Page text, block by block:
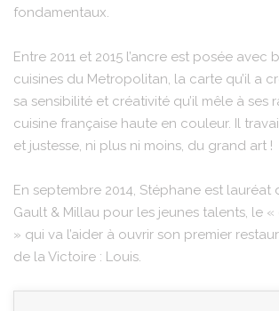
fondamentaux.
Entre 2011 et 2015 l’ancre est posée avec
cuisines du Metropolitan, la carte qu’il a
sa sensibilité et créativité qu’il mêle à ses
cuisine française haute en couleur. Il
et justesse, ni plus ni moins, du grand art !
En septembre 2014, Stéphane est
Gault & Millau pour les jeunes talents, le
» qui va l’aider à ouvrir son premier
de la Victoire : Louis.